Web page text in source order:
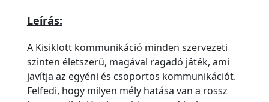
Leírás:
A Kisiklott kommunikáció minden szervezeti
szinten életszerű, magával ragadó játék, ami
javítja az egyéni és csoportos kommunikációt.
Felfedi, hogy milyen mély hatása van a rossz